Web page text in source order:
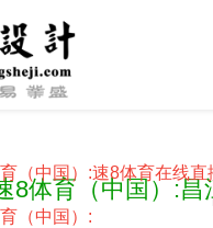
（中国）:速8体育在线直
（中国）:
8体育（中国）: